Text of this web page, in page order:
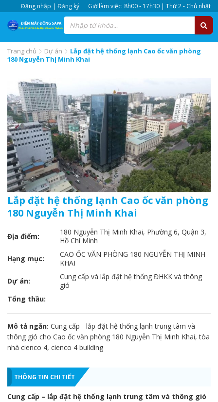
Đăng nhập | Đăng ký Giờ làm việc: 8h00 - 17h30 | Thứ 2 - Chủ nhật
Trang chủ Dự án
Lắp đặt hệ thống lạnh Cao ốc văn phòng
180 Nguyễn Thị Minh Khai
Lắp đặt hệ thống lạnh Cao ốc văn phòng
180 Nguyễn Thị Minh Khai
Địa điểm:
180 Nguyễn Thị Minh Khai, Phường 6, Quận 3,
Hồ Chí Minh
Hạng mục:
CAO ỐC VĂN PHÒNG 180 NGUYỄN THỊ MINH
KHAI
Dự án:
Cung cấp và lắp đặt hệ thống ĐHKK và thông
gió
Tổng thầu:
Mô tả ngắn: Cung cấp - lắp đặt hệ thống lạnh trung tâm và
thông gió cho Cao ốc văn phòng 180 Nguyễn Thị Minh Khai, tòa
nhà cienco 4, cienco 4 building
THÔNG TIN CHI TIẾT
Cung cấp – lắp đặt hệ thống lạnh trung tâm và thông gió